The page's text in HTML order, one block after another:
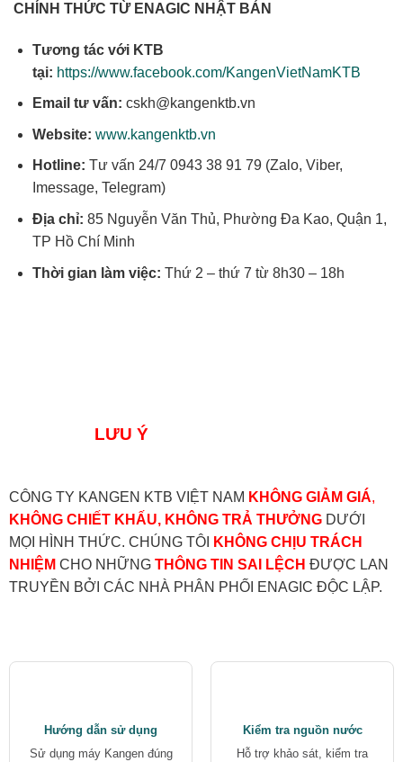
CHÍNH THỨC TỪ ENAGIC NHẬT BẢN
Tương tác với KTB
tại: https://www.facebook.com/KangenVietNamKTB
Email tư vấn: cskh@kangenktb.vn
Website: www.kangenktb.vn
Hotline: Tư vấn 24/7 0943 38 91 79 (Zalo, Viber,
Imessage, Telegram)
Địa chỉ: 85 Nguyễn Văn Thủ, Phường Đa Kao, Quận 1,
TP Hồ Chí Minh
Thời gian làm việc: Thứ 2 – thứ 7 từ 8h30 – 18h
LƯU Ý
CÔNG TY KANGEN KTB VIỆT NAM KHÔNG GIẢM GIÁ,
KHÔNG CHIẾT KHẤU, KHÔNG TRẢ THƯỞNGDƯỚI
MỌI HÌNH THỨC. CHÚNG TÔI
KHÔNG CHỊU TRÁCH
NHIỆM CHO NHỮNG THÔNG TIN SAI LỆCH ĐƯỢC LAN
TRUYỀN BỞI CÁC NHÀ PHÂN PHỐI ENAGIC ĐỘC LẬP.
Hướng dẫn sử dụng
Sử dụng máy Kangen đúng
Kiểm tra nguồn nước
Hỗ trợ khảo sát, kiểm tra